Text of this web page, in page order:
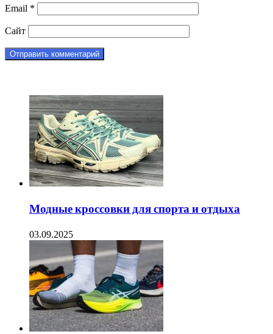
Email *
Сайт
Модные кроссовки для спорта и отдыха
03.09.2025